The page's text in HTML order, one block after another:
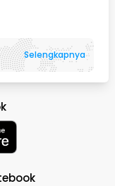
Selengkapnya